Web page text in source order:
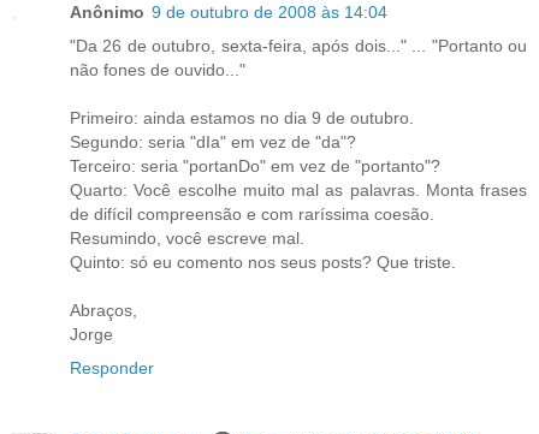
Anônimo 9 de outubro de 2008 às 14:04
"Da 26 de outubro, sexta-feira, após dois..." ... "Portanto ou
não fones de ouvido..."
Primeiro: ainda estamos no dia 9 de outubro.
Segundo: seria "dIa" em vez de "da"?
Terceiro: seria "portanDo" em vez de "portanto"?
Quarto: Você escolhe muito mal as palavras. Monta frases
de difícil compreensão e com raríssima coesão.
Resumindo, você escreve mal.
Quinto: só eu comento nos seus posts? Que triste.
Abraços,
Jorge
Responder